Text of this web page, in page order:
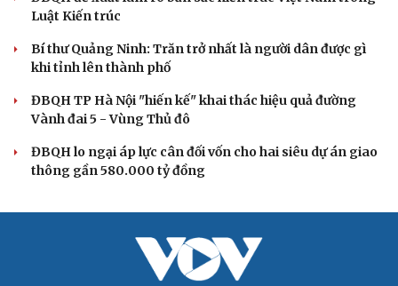
Thủ đoạn xuyên tạc mới trên không gian mạng thời AI
Tự cảnh giác trước tâm lý đám đông khi dùng mạng xã
hội
Khi mạng xã hội thành nơi phán xử
XÂY DỰNG, CHỈNH ĐỐN ĐẢNG
phần mềm đánh giá cán bộ theo KPI
Đồng chí Trần Cẩm Tú: Bộ chỉ số đánh giá công việc
phải đo được kết quả thực chất